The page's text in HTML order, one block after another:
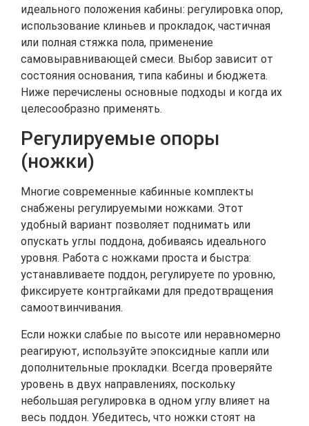
идеального положения кабины: регулировка опор,
использование клиньев и прокладок, частичная
или полная стяжка пола, применение
самовыравнивающей смеси. Выбор зависит от
состояния основания, типа кабины и бюджета.
Ниже перечислены основные подходы и когда их
целесообразно применять.
Регулируемые опоры
(ножки)
Многие современные кабинные комплекты
снабжены регулируемыми ножками. Этот
удобный вариант позволяет поднимать или
опускать углы поддона, добиваясь идеального
уровня. Работа с ножками проста и быстра:
устанавливаете поддон, регулируете по уровню,
фиксируете контргайками для предотвращения
самоотвинчивания.
Если ножки слабые по высоте или неравномерно
реагируют, используйте эпоксидные капли или
дополнительные прокладки. Всегда проверяйте
уровень в двух направлениях, поскольку
небольшая регулировка в одном углу влияет на
весь поддон. Убедитесь, что ножки стоят на